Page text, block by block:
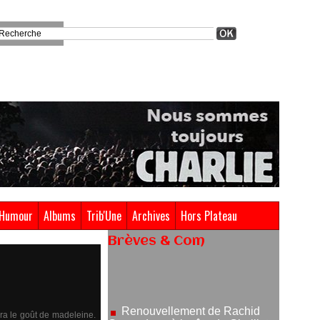
Humour Albums Trib'Une Archives Hors Plateau
le goût de madeleine.
Brèves & Com